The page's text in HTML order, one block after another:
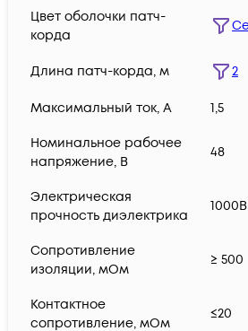
Цвет оболочки патч-
корда
Длина патч-корда, м 2
Максимальный ток, А 1,5
Номинальное рабочее
напряжение, В
48
Электрическая
прочность диэлектрика
Сопротивление
изоляции, мОм
≥ 500
Контактное
сопротивление, мОм
≤20